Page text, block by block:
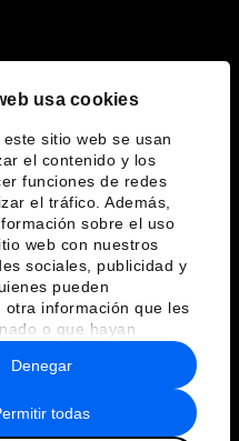
usa cookies
sitio web se usan
el contenido y los
funciones de redes
el tráfico. Además,
sobre el uso
web con nuestros
sociales, publicidad y
pueden
otra información que les
o que hayan
del uso que haya
todas
Denegar
normas de uso